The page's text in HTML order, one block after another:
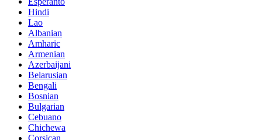
Hindi
Lao
Albanian
Amharic
Armenian
Azerbaijani
Belarusian
Bengali
Bosnian
Bulgarian
Cebuano
Chichewa
Corsican